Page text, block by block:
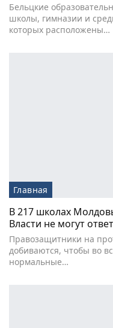
Бельцкие
школы, гимназии и
которых расположены…
Главная
В 217 школах
Власти не могут
Правозащитники на
добиваются, чтобы во
нормальные…